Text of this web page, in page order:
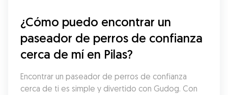
¿Cómo puedo encontrar un
paseador de perros de confianza
cerca de mí en Pilas?
Encontrar un paseador de perros de confianza
cerca de ti es simple y divertido con Gudog. Con